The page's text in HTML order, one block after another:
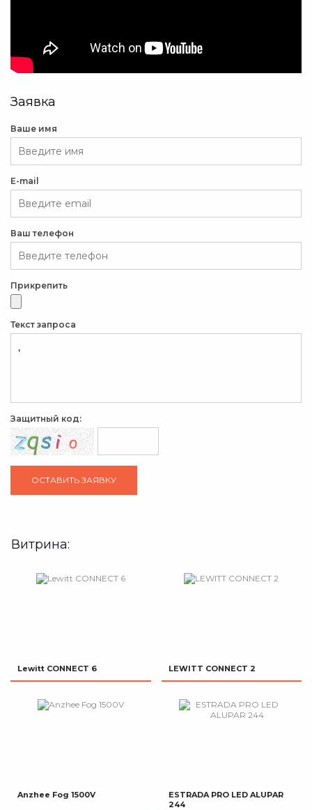
Заявка
Ваше имя
E-mail
Ваш телефон
Прикрепить
Текст запроса
Защитный код:
Витрина:
Lewitt CONNECT 6 LEWITT CONNECT 2
Anzhee Fog 1500V
ESTRADA PRO LED ALUPAR
244